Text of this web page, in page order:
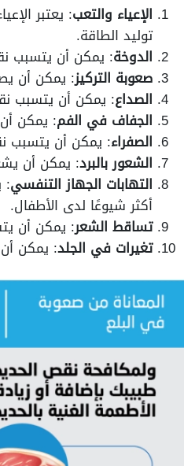
الإعياء والتعب: يعتبر
توليد الطاقة.
الدوخة: يمكن أن يتسبب
صعوبة التركيز: يمكن أن
الصداع: يمكن أن يتسبب
الجفاف في الفم: يمكن
الصفراء: يمكن أن يتسبب
الشعور بالبرد: يمكن أن
التهابات الجهاز التنفسي:
أكثر شيوعًا لدى الأطفال.
تساقط الشعر: يمكن أن
تغيرات في الجلد: يمكن